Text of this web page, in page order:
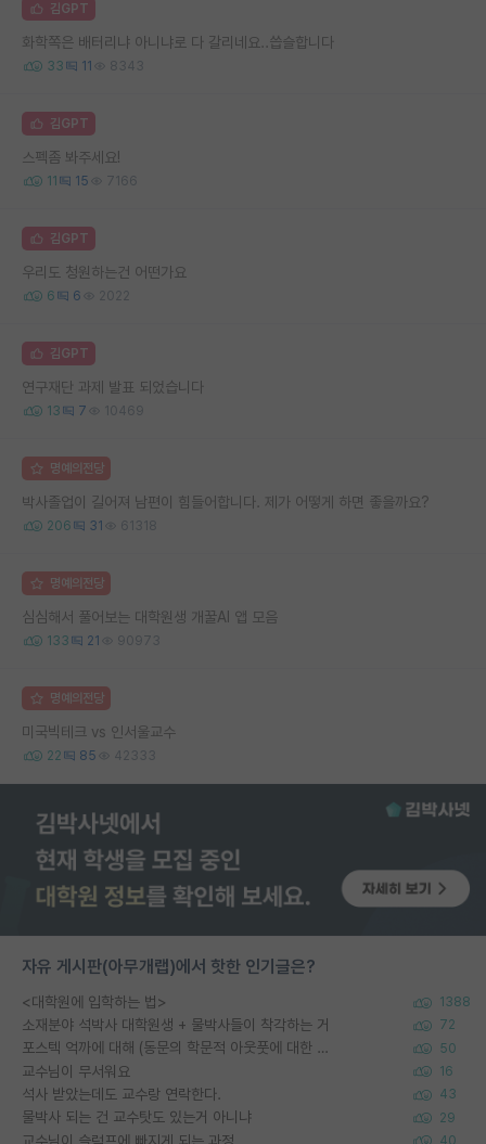
김GPT
화학쪽은 배터리냐 아니냐로 다 갈리네요..씁슬합니다
33 11 8343
김GPT
스펙좀 봐주세요!
11 15 7166
김GPT
우리도 청원하는건 어떤가요
6 6 2022
김GPT
연구재단 과제 발표 되었습니다
13 7 10469
명예의전당
박사졸업이 길어져 남편이 힘들어합니다. 제가 어떻게 하면 좋을까요?
206 31 61318
명예의전당
심심해서 풀어보는 대학원생 개꿀AI 앱 모음
133 21 90973
명예의전당
미국빅테크 vs 인서울교수
22 85 42333
자유 게시판(아무개랩)에서 핫한 인기글은?
<대학원에 입학하는 법> 1388
소재분야 석박사 대학원생 + 물박사들이 착각하는 거 72
포스텍 억까에 대해 (동문의 학문적 아웃풋에 대한 반박) 50
교수님이 무서워요 16
석사 받았는데도 교수랑 연락한다. 43
물박사 되는 건 교수탓도 있는거 아니냐 29
교수님이 슬럼프에 빠지게 되는 과정 40